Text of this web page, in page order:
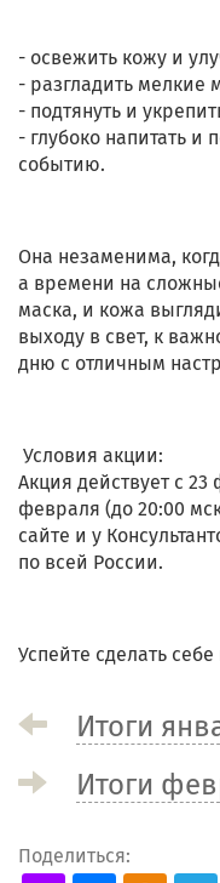
- освежить кожу и
- разгладить
- подтянуть и
- глубоко напитать и
событию.
Она незаменима,
а времени на
маска, и кожа
выходу в свет, к
дню с отличным
Условия акции:
Акция действует с
февраля (до 20:00
сайте и у
по всей России.
Успейте сделать
Итоги
Итоги
Поделиться: